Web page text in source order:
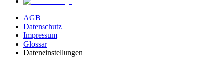
AGB
Datenschutz
Impressum
Glossar
Dateneinstellungen